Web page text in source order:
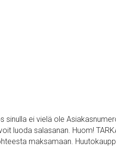
ei vielä ole
luoda salasanan. Huom!
maksamaan.